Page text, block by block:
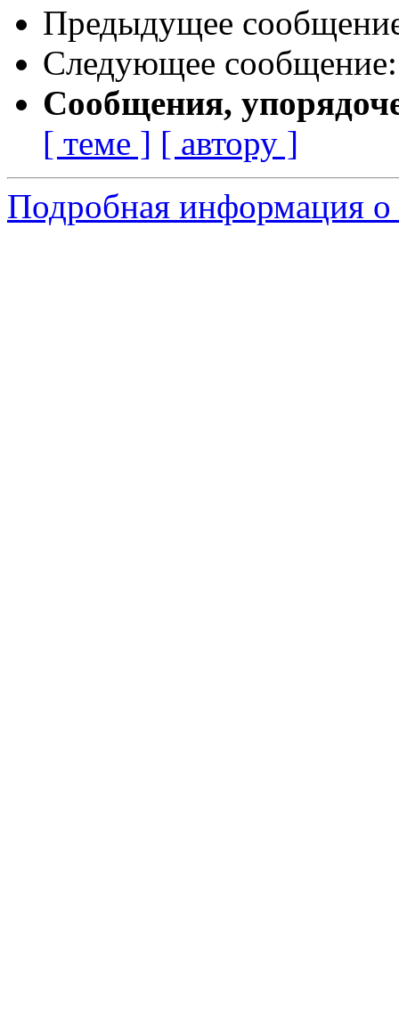
Предыдущее
Следующее
Сообщения,
[ теме ] [ автору ]
Подробная информация